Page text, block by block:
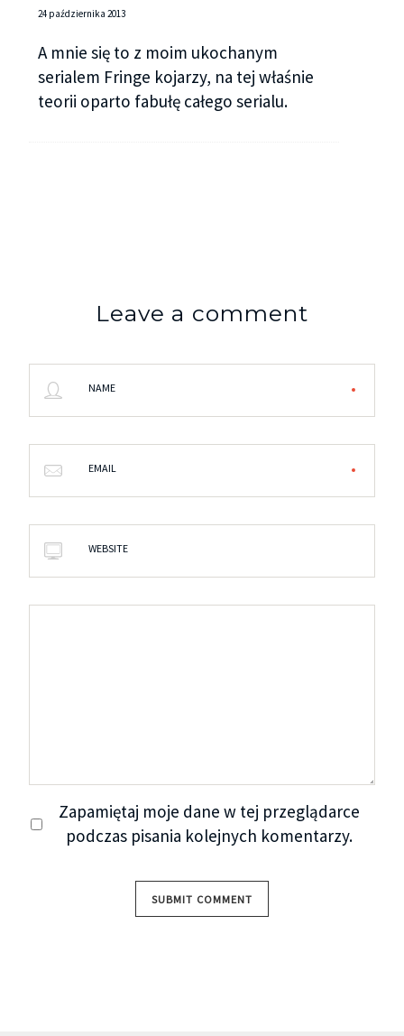
24 października 2013
A mnie się to z moim ukochanym
serialem Fringe kojarzy, na tej właśnie
teorii oparto fabułę całego serialu.
Leave a comment
NAME
EMAIL
WEBSITE
Zapamiętaj moje dane w tej przeglądarce
podczas pisania kolejnych komentarzy.